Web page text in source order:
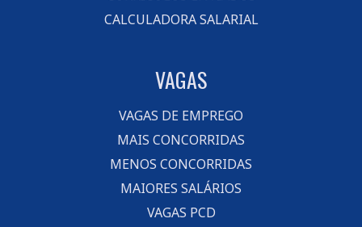
CALCULADORA SALARIAL
VAGAS
VAGAS DE EMPREGO
MAIS CONCORRIDAS
MENOS CONCORRIDAS
MAIORES SALÁRIOS
VAGAS PCD